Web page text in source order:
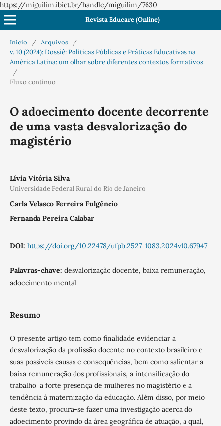
https://miguilim.ibict.br/handle/miguilim/7630
Revista Educare (Online)
Início / Arquivos
/
v. 10 (2024): Dossiê: Políticas Públicas e Práticas Educativas na
América Latina: um olhar sobre diferentes contextos formativos
/
Fluxo contínuo
O adoecimento docente decorrente
de uma vasta desvalorização do
magistério
Lívia Vitória Silva
Universidade Federal Rural do Rio de Janeiro
Carla Velasco Ferreira Fulgêncio
Fernanda Pereira Calabar
DOI: https://doi.org/10.22478/ufpb.2527-1083.2024v10.67947
Palavras-chave: desvalorização docente, baixa remuneração,
adoecimento mental
Resumo
O presente artigo tem como finalidade evidenciar a
desvalorização da profissão docente no contexto brasileiro e
suas possíveis causas e consequências, bem como salientar a
baixa remuneração dos profissionais, a intensificação do
trabalho, a forte presença de mulheres no magistério e a
tendência à maternização da educação. Além disso, por meio
deste texto, procura-se fazer uma investigação acerca do
adoecimento provindo da área geográfica de atuação, a qual,